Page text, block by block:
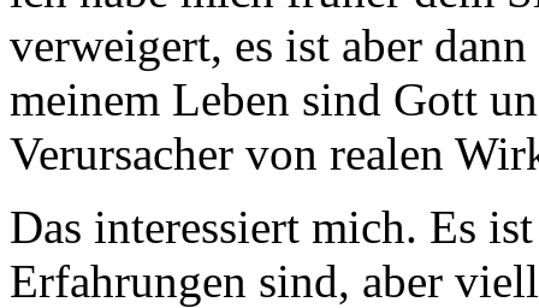
verweigert, es ist aber
meinem Leben sind Gott
Verursacher von realen
Das interessiert mich. Es
Erfahrungen sind, aber